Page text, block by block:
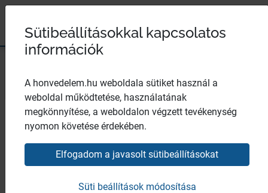
Egészségügyi központ
Éles helyzetekre készülve –
közös képzésen a
légimentők és a katona-
egészségügy szakemberei
Széchenyi 2020
Sütibeállításokkal kapcsolatos
információk
A honvedelem.hu weboldala sütiket használ a
weboldal működtetése, használatának
megkönnyítése, a weboldalon végzett tevékenység
nyomon követése érdekében.
Elfogadom a javasolt sütibeállításokat
Süti beállítások módosítása